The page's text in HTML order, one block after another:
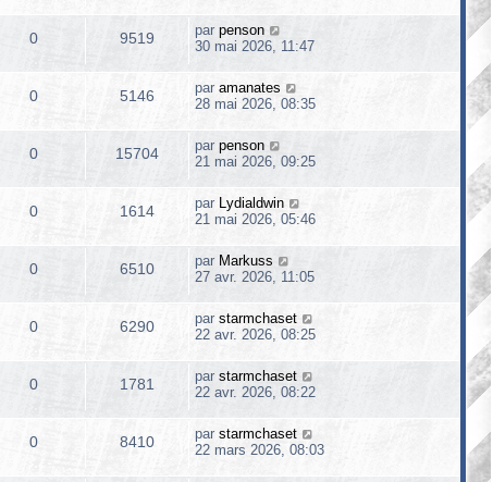
0 9519 par penson
30 mai 2026, 11:47
0 5146 par amanates
28 mai 2026, 08:35
0 15704 par penson
21 mai 2026, 09:25
0 1614 par Lydialdwin
21 mai 2026, 05:46
0 6510 par Markuss
27 avr. 2026, 11:05
0 6290 par starmchaset
22 avr. 2026, 08:25
0 1781 par starmchaset
22 avr. 2026, 08:22
0 8410 par starmchaset
22 mars 2026, 08:03